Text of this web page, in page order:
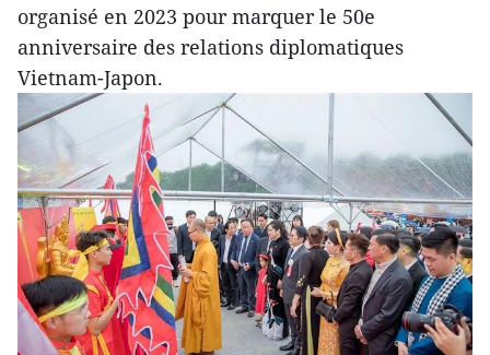
organisé en 2023 pour marquer le 50e
anniversaire des relations diplomatiques
Vietnam-Japon.